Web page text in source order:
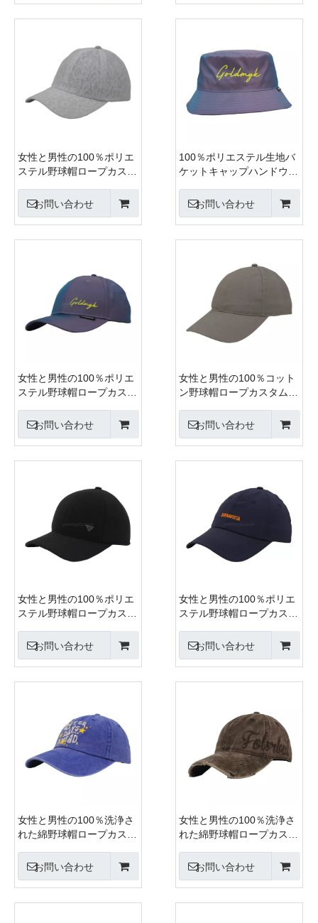
女性と男性の100％ポリエ
ステル野球帽ロープカスタ
キャップメタルバックルク
ロージャー
お問い合わせ
100％ポリエステル生地バ
ケットキャップハンドウォ
パッチ刺繍、6パネルキャ
ップ
お問い合わせ
女性と男性の100％ポリエ
ステル野球帽ロープカスタ
キャップメタルバックルク
ロージャー
お問い合わせ
女性と男性の100％コット
ン野球帽ロープカスタム刺
キャップメタルバックルク
ロージャー
お問い合わせ
女性と男性の100％ポリエ
ステル野球帽ロープカスタ
キャップメタルバックルク
ロージャー
お問い合わせ
女性と男性の100％ポリエ
ステル野球帽ロープカスタ
キャップメタルバックルク
ロージャー
お問い合わせ
女性と男性の100％洗浄さ
れた綿野球帽ロープカスタ
キャップメタルバックルク
ロージャー
お問い合わせ
女性と男性の100％洗浄さ
れた綿野球帽ロープカスタ
キャップメタルバックルク
ロージャー
お問い合わせ